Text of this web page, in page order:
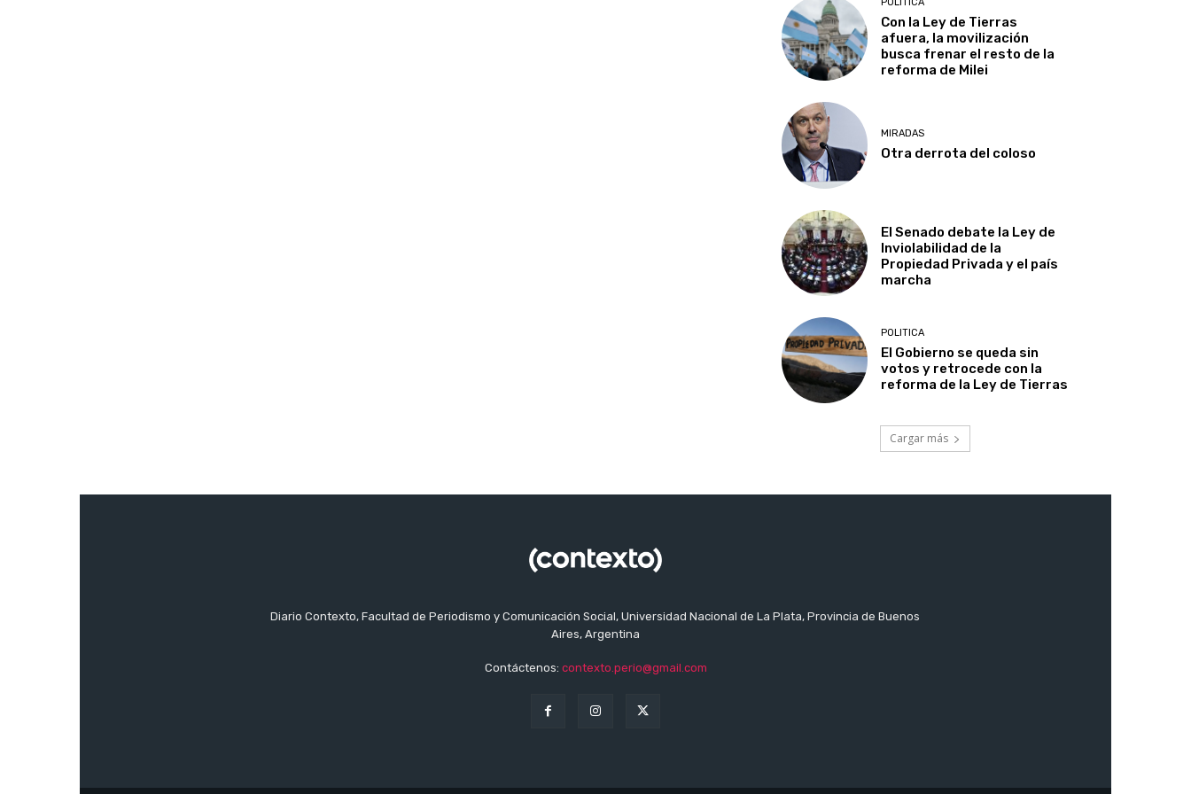
POLITICA
Con la Ley de Tierras
afuera, la movilización
busca frenar el resto de la
reforma de Milei
MIRADAS
Otra derrota del coloso
El Senado debate la Ley de
Inviolabilidad de la
Propiedad Privada y el país
marcha
POLITICA
El Gobierno se queda sin
votos y retrocede con la
reforma de la Ley de Tierras
Cargar más
Diario Contexto, Facultad de Periodismo y Comunicación Social, Universidad Nacional de La Plata, Provincia de Buenos
Aires, Argentina
Contáctenos: contexto.perio@gmail.com